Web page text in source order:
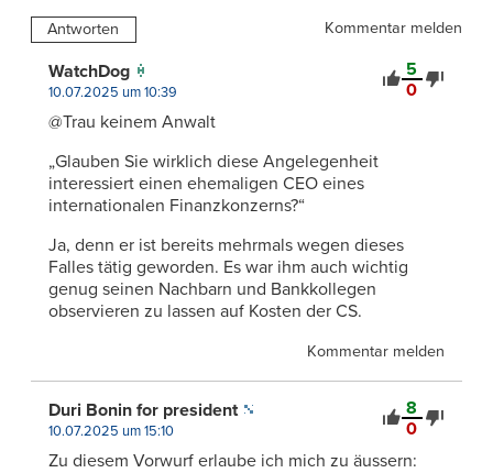
Antworten Kommentar melden
5
0
WatchDog
10.07.2025 um 10:39
@Trau keinem Anwalt
„Glauben Sie wirklich diese Angelegenheit
interessiert einen ehemaligen CEO eines
internationalen Finanzkonzerns?“
Ja, denn er ist bereits mehrmals wegen dieses
Falles tätig geworden. Es war ihm auch wichtig
genug seinen Nachbarn und Bankkollegen
observieren zu lassen auf Kosten der CS.
Kommentar melden
8
0
Duri Bonin for president
10.07.2025 um 15:10
Zu diesem Vorwurf erlaube ich mich zu äussern: